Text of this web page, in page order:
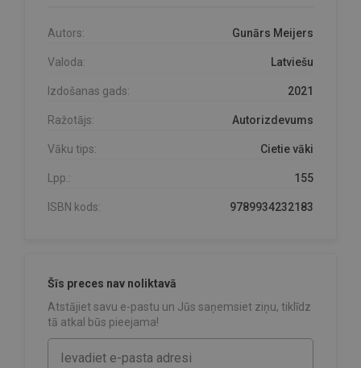
Autors: Gunārs Meijers
Valoda: Latviešu
Izdošanas gads: 2021
Ražotājs: Autorizdevums
Vāku tips: Cietie vāki
Lpp.: 155
ISBN kods: 9789934232183
Šīs preces nav noliktavā
Atstājiet savu e-pastu un Jūs saņemsiet ziņu, tiklīdz
tā atkal būs pieejama!